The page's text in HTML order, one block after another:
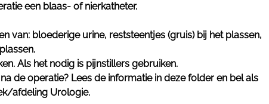
een blaas- of nierkatheter.
van: bloederige urine, reststeentjes (gruis) bij het plassen,
Als het nodig is pijnstillers gebruiken.
de operatie? Lees de informatie in deze folder en bel als
afdeling Urologie.